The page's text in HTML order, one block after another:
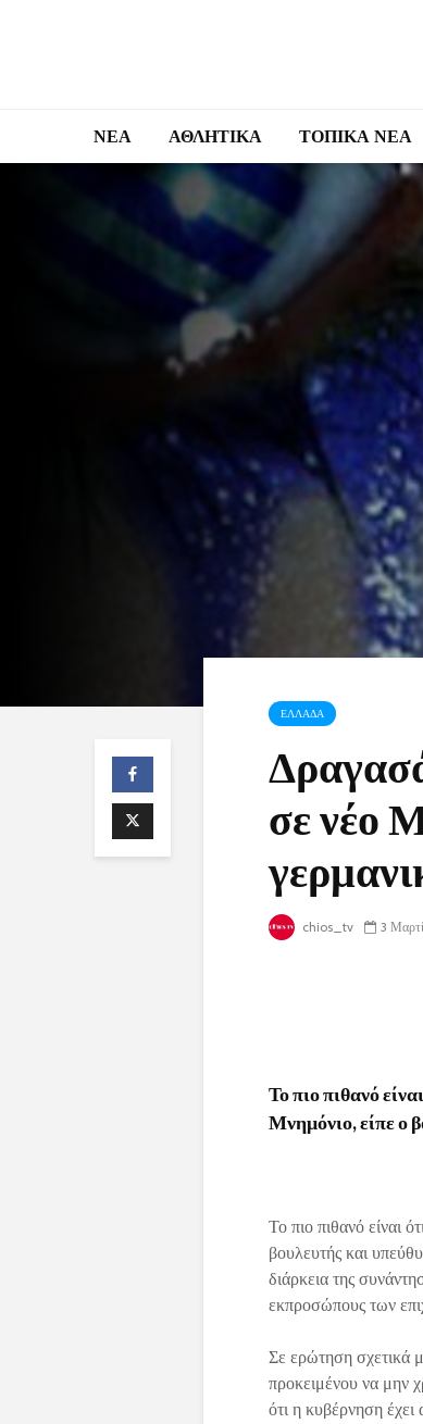
ΝΕΑ ΑΘΛΗΤΙΚΑ ΤΟΠΙΚΑ ΝΕΑ
ΕΛΛΑΔΑ
σε νέο
chios_tv 3
Το πιο πιθανό
Μνημόνιο, είπε ο
Το πιο πιθανό είναι
βουλευτής και
διάρκεια της
εκπροσώπους των
Σε ερώτηση σχετικά
προκειμένου να μην
ότι η κυβέρνηση έχει